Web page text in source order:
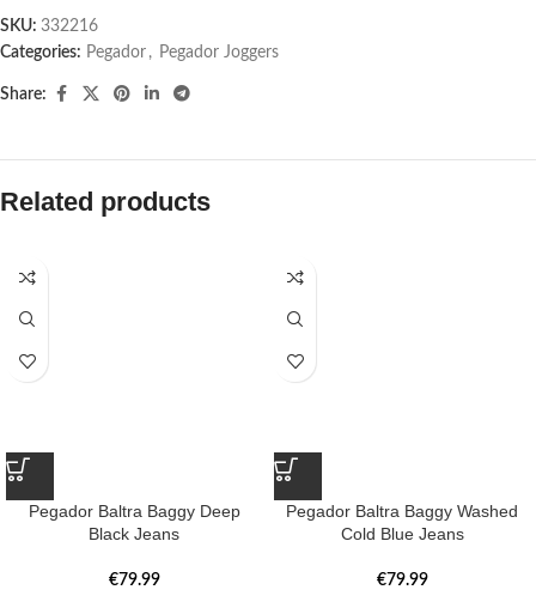
SKU: 332216
Categories: Pegador​ , Pegador Joggers
Share:
Related products
Pegador Baltra Baggy Deep
Black Jeans
€79.99
Pegador Baltra Baggy Washed
Cold Blue Jeans
€79.99